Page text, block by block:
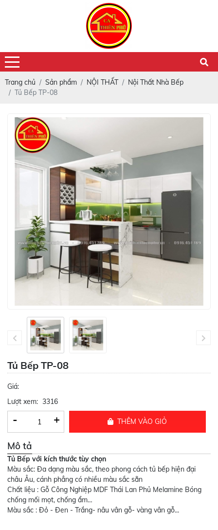
Trang chủ Sản phẩm NỘI THẤT
Nội Thất Nhà Bếp
Tủ Bếp TP-08
Tủ Bếp TP-08
Giá:
Lượt xem: 3316
- + THÊM VÀO GIỎ
Mô tả
Tủ Bếp với kích thước tùy chọn
Màu sắc: Đa dạng màu sắc, theo phong cách tủ bếp hiện đại
châu Âu, cánh phẳng có nhiều màu sắc sẵn
Chất liệu : Gỗ Công Nghiệp MDF Thái Lan Phủ Melamine Bóng
chống mối mọt, chống ẩm…
Màu sắc : Đỏ - Đen - Trắng- nâu vân gỗ- vàng vân gỗ...